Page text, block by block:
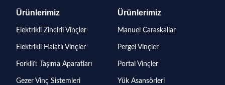
Ürünlerimiz
Elektrikli Zincirli Vinçler
Elektrikli Halatlı Vinçler
Forklift Taşıma Aparatları
Gezer Vinç Sistemleri
Ürünlerimiz
Manuel Caraskallar
Pergel Vinçler
Portal Vinçler
Yük Asansörleri